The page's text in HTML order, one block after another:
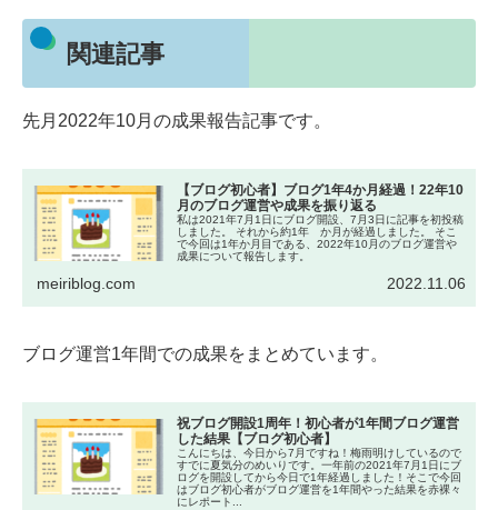
関連記事
先月2022年10月の成果報告記事です。
【ブログ初心者】ブログ1年4か月経過！22年10
月のブログ運営や成果を振り返る
私は2021年7月1日にブログ開設、7月3日に記事を初投稿
しました。 それから約1年 か月が経過しました。 そこ
で今回は1年か月目である、2022年10月のブログ運営や
成果について報告します。
meiriblog.com 2022.11.06
ブログ運営1年間での成果をまとめています。
祝ブログ開設1周年！初心者が1年間ブログ運営
した結果【ブログ初心者】
こんにちは、今日から7月ですね！梅雨明けしているので
すでに夏気分のめいりです。一年前の2021年7月1日にブ
ログを開設してから今日で1年経過しました！そこで今回
はブログ初心者がブログ運営を1年間やった結果を赤裸々
にレポート...